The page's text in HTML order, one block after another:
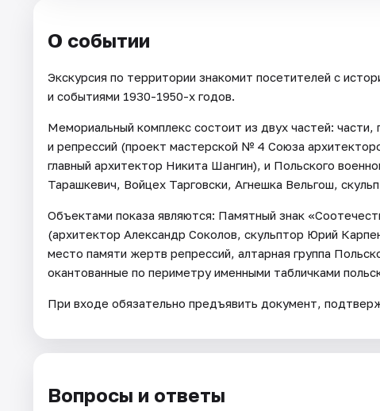
О событии
Экскурсия по территории знакомит посетителей с
и событиями 1930-1950-х годов.
Мемориальный комплекс состоит из двух частей:
и репрессий (проект мастерской № 4 Союза
главный архитектор Никита Шангин), и Польского
Тарашкевич, Войцех Тарговски, Агнешка Вельгош,
Объектами показа являются: Памятный знак
(архитектор Александр Соколов, скульптор Юрий
место памяти жертв репрессий, алтарная группа
окантованные по периметру именными табличками
При входе обязательно предъявить документ,
Вопросы и ответы